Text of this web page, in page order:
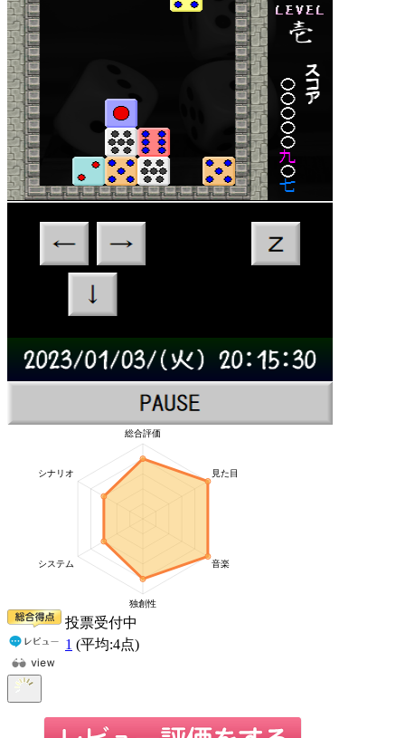
投票受付中
1 (平均:4点)